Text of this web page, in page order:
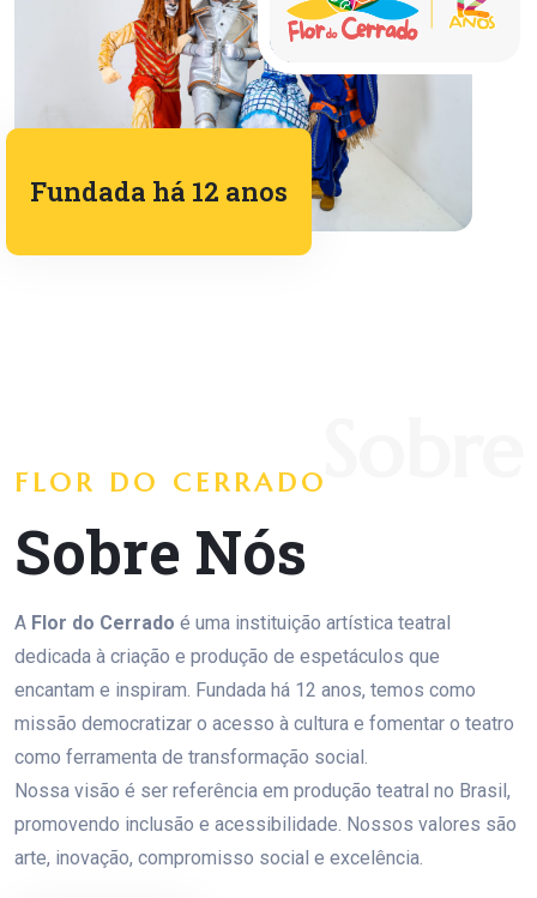
Fundada há 12 anos
FLOR DO CERRADO
Sobre Nós
A Flor do Cerrado é uma instituição artística teatral
dedicada à criação e produção de espetáculos que
encantam e inspiram. Fundada há 12 anos, temos como
missão democratizar o acesso à cultura e fomentar o teatro
como ferramenta de transformação social.
Nossa visão é ser referência em produção teatral no Brasil,
promovendo inclusão e acessibilidade. Nossos valores são
arte, inovação, compromisso social e excelência.